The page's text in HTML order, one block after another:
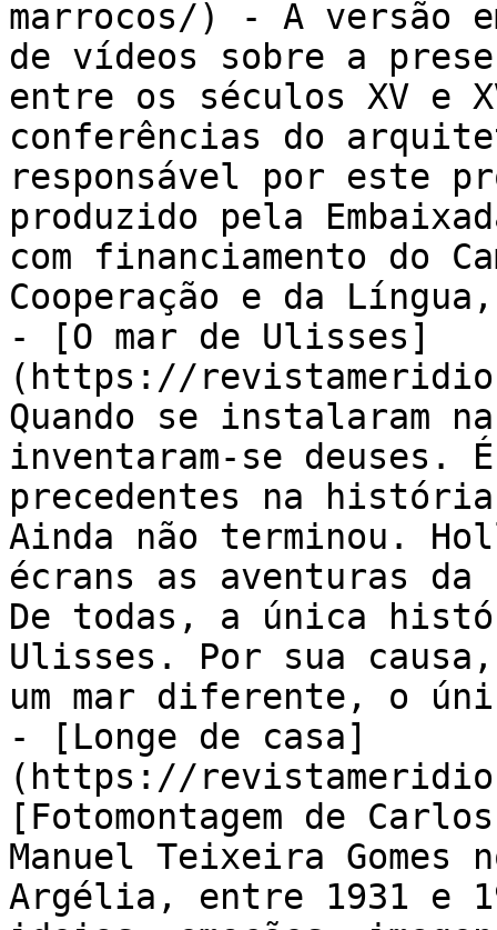
marrocos/) - A versão
de vídeos sobre a
entre os séculos XV e
conferências do
responsável por este
produzido pela
com financiamento do
Cooperação e da
- [O mar de Ulisses]
(https://
Quando se instalaram
inventaram-se deuses.
precedentes na história
Ainda não terminou.
écrans as aventuras
De todas, a única
Ulisses. Por sua
um mar diferente, o
- [Longe de casa]
(https://
[Fotomontagem de
Manuel Teixeira
Argélia, entre 1931 e